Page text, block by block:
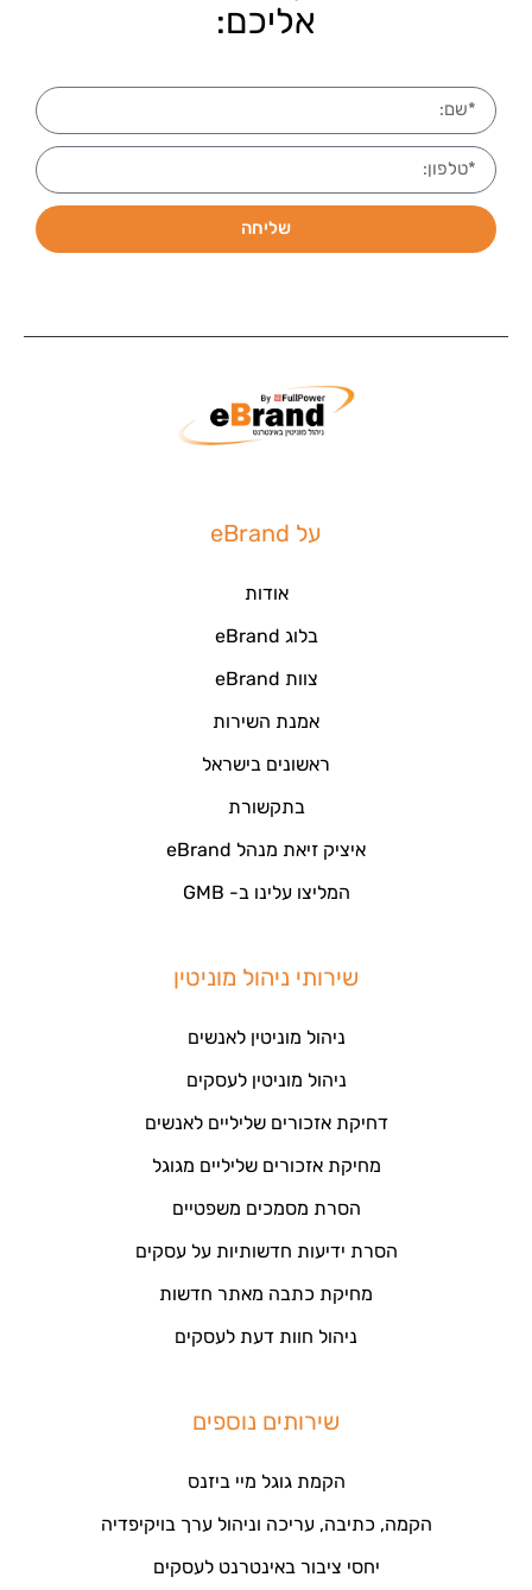
אליכם:
שליחה
על eBrand
אודות
בלוג eBrand
צוות eBrand
אמנת השירות
ראשונים בישראל
בתקשורת
איציק זיאת מנהל eBrand
המליצו עלינו ב- GMB
שירותי ניהול מוניטין
ניהול מוניטין לאנשים
ניהול מוניטין לעסקים
דחיקת אזכורים שליליים לאנשים
מחיקת אזכורים שליליים מגוגל
הסרת מסמכים משפטיים
הסרת ידיעות חדשותיות על עסקים
מחיקת כתבה מאתר חדשות
ניהול חוות דעת לעסקים
שירותים נוספים
הקמת גוגל מיי ביזנס
הקמה, כתיבה, עריכה וניהול ערך בויקיפדיה
יחסי ציבור באינטרנט לעסקים